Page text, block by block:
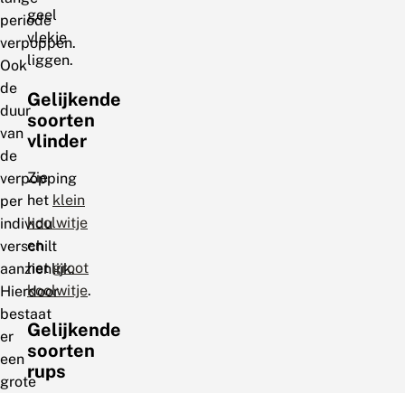
periode
verpoppen.
Ook
de
duur
van
de
verpopping
per
individu
verschilt
aanzienlijk.
Hierdoor
bestaat
er
een
grote
geel
vlekje
liggen.
Gelijkende
soorten
vlinder
Zie
het klein
koolwitje
en
hetgroot
koolwitje.
Gelijkende
soorten
rups